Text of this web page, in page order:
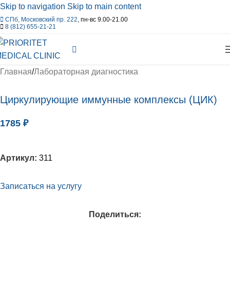
Skip to navigation Skip to main content
СПб, Московский пр. 222, пн-вс 9.00-21.00
8 (812) 655-21-21
Главная/Лабораторная диагностика
Циркулирующие иммунные комплексы (ЦИК)
1785 ₽
Артикул: 311
Записаться на услугу
Поделиться: